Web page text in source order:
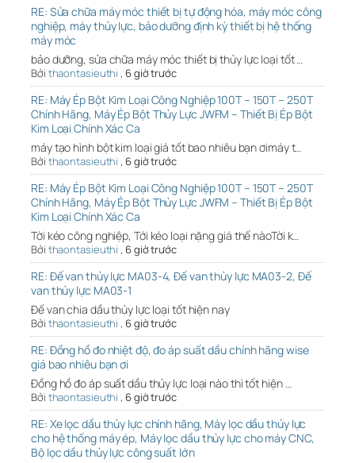
RE: Sửa chữa máy móc thiết bị tự động hóa, máy móc công
nghiệp, máy thủy lực, bảo dưỡng định kỳ thiết bị hệ thống
máy móc
bảo dưỡng, sửa chữa máy móc thiết bị thủy lực loại tốt …
Bởi thaontasieuthi , 6 giờ trước
RE: Máy Ép Bột Kim Loại Công Nghiệp 100T – 150T – 250T
Chính Hãng, Máy Ép Bột Thủy Lực JWFM – Thiết Bị Ép Bột
Kim Loại Chính Xác Ca
máy tạo hình bột kim loại giá tốt bao nhiêu bạn ơimáy t…
Bởi thaontasieuthi , 6 giờ trước
RE: Máy Ép Bột Kim Loại Công Nghiệp 100T – 150T – 250T
Chính Hãng, Máy Ép Bột Thủy Lực JWFM – Thiết Bị Ép Bột
Kim Loại Chính Xác Ca
Tời kéo công nghiệp, Tới kéo loại nặng giá thế nàoTời k…
Bởi thaontasieuthi , 6 giờ trước
RE: Đế van thủy lực MA03-4, Đế van thủy lực MA03-2, Đế
van thủy lực MA03-1
Đế van chia dầu thủy lực loại tốt hiện nay
Bởi thaontasieuthi , 6 giờ trước
RE: Đồng hồ đo nhiệt độ, đo áp suất dầu chính hãng wise
giá bao nhiêu bạn ơi
Đồng hồ đo áp suất dầu thủy lực loại nào thì tốt hiện …
Bởi thaontasieuthi , 6 giờ trước
RE: Xe lọc dầu thủy lực chính hãng, Máy lọc dầu thủy lực
cho hệ thống máy ép, Máy lọc dầu thủy lực cho máy CNC,
Bộ lọc dầu thủy lực công suất lớn